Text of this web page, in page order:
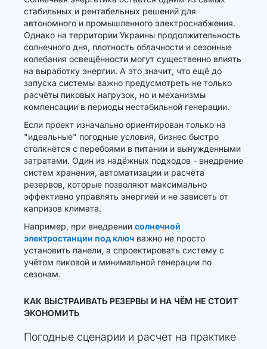
стабильных и рентабельных решений для
автономного и промышленного электроснабжения.
Однако на территории Украины продолжительность
солнечного дня, плотность облачности и сезонные
колебания освещённости могут существенно влиять
на выработку энергии. А это значит, что ещё до
запуска системы важно предусмотреть не только
расчёты пиковых нагрузок, но и механизмы
компенсации в периоды нестабильной генерации.
Если проект изначально ориентирован только на
"идеальные" погодные условия, бизнес быстро
столкнётся с перебоями в питании и вынужденными
затратами. Один из надёжных подходов - внедрение
систем хранения, автоматизации и расчёта
резервов, которые позволяют максимально
эффективно управлять энергией и не зависеть от
капризов климата.
Например, при внедрении солнечной
электростанции под ключ важно не просто
установить панели, а спроектировать систему с
учётом пиковой и минимальной генерации по
сезонам.
КАК ВЫСТРАИВАТЬ РЕЗЕРВЫ И НА ЧЁМ НЕ СТОИТ
ЭКОНОМИТЬ
Погодные сценарии и расчет на практике